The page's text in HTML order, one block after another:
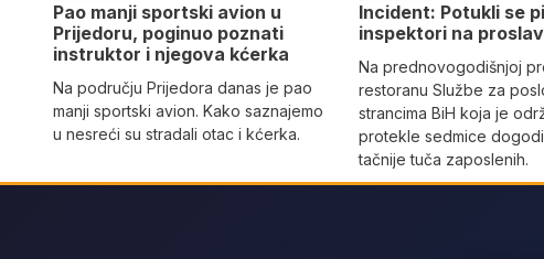
Pao manji sportski avion u
Prijedoru, poginuo poznati
instruktor i njegova kćerka
Na području Prijedora danas je pao
manji sportski avion. Kako saznajemo
u nesreći su stradali otac i kćerka.
Incident: Potukli se
inspektori na
Na prednovogodišnjoj
restoranu Službe za
strancima BiH koja je
protekle sedmice
tačnije tuča zaposlenih.